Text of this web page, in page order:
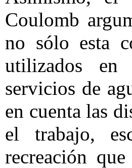
Coulomb
no sólo esta
utilizados en
servicios de
en cuenta las
el trabajo,
recreación